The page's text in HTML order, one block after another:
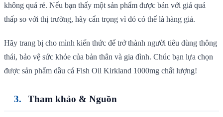
không quá rẻ. Nếu bạn thấy một sản phẩm được bán với giá quá
thấp so với thị trường, hãy cẩn trọng vì đó có thể là hàng giả.
Hãy trang bị cho mình kiến thức để trở thành người tiêu dùng thông
thái, bảo vệ sức khỏe của bản thân và gia đình. Chúc bạn lựa chọn
được sản phẩm dầu cá Fish Oil Kirkland 1000mg chất lượng!
Tham khảo & Nguồn